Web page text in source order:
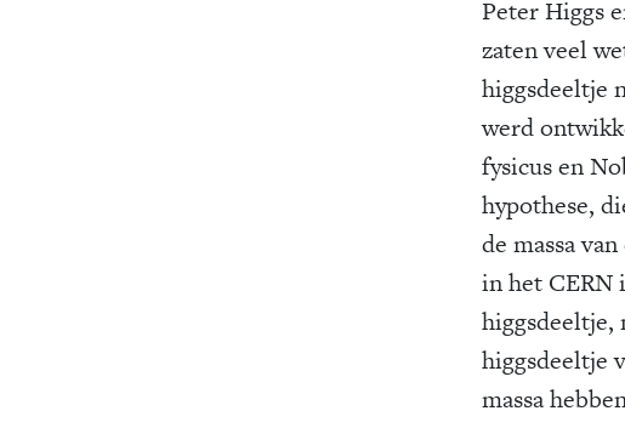
Peter Higgs
zaten veel
higgsdeeltje
werd
fysicus en
hypothese,
de massa
in het CERN
higgsdeeltje,
higgsdeeltje
massa